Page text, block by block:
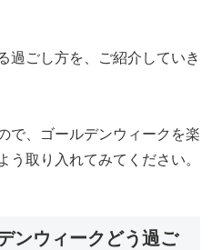
過ごし方を、ご紹介していき
で、ゴールデンウィークを楽
う取り入れてみてください。
ンウィークどう過ご